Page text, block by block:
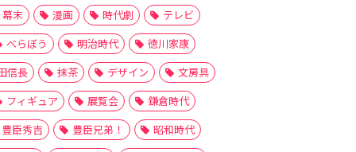
幕末
漫画 時代劇
テレビ
べらぼう
明治時代
徳川家康
信長
抹茶 デザイン
文房具
フィギュア
展覧会
鎌倉時代
豊臣秀吉
豊臣兄弟！
昭和時代